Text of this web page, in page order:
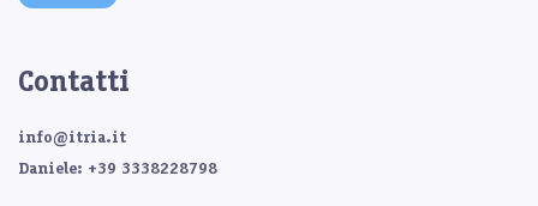
Contatti
info@itria.it
Daniele: +39 3338228798